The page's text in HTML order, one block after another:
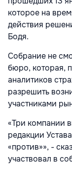
которое на
действия
Бодя.
Собрание не
бюро, которая,
аналитиков
разрешить
участниками
«Три компании
редакции
«против»», -
участвовал в